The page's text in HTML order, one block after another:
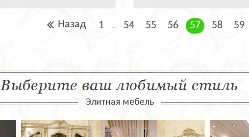
Назад 1 ... 54 55 56 57 58 59
Выберите ваш любимый стиль
Элитная мебель